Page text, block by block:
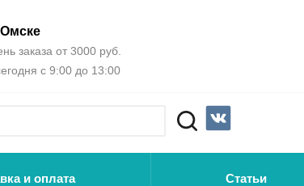
заказа от 3000 руб.
с 9:00 до 13:00
и оплата Статьи